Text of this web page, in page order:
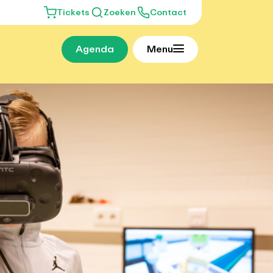
Tickets Zoeken Contact
Agenda Menu